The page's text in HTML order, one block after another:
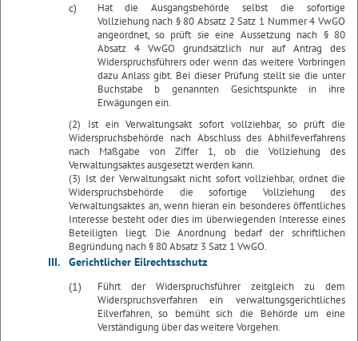
c)
Hat die Ausgangsbehörde selbst die sofortige
Vollziehung nach § 80 Absatz 2 Satz 1 Nummer 4 VwGO
angeordnet, so prüft sie eine Aussetzung nach § 80
Absatz 4 VwGO grundsätzlich nur auf Antrag des
Widerspruchsführers oder wenn das weitere Vorbringen
dazu Anlass gibt. Bei dieser Prüfung stellt sie die unter
Buchstabe b genannten Gesichtspunkte in ihre
Erwägungen ein.
(2) Ist ein Verwaltungsakt sofort vollziehbar, so prüft die
Widerspruchsbehörde nach Abschluss des Abhilfeverfahrens
nach Maßgabe von Ziffer 1, ob die Vollziehung des
Verwaltungsaktes ausgesetzt werden kann.
(3) Ist der Verwaltungsakt nicht sofort vollziehbar, ordnet die
Widerspruchsbehörde die sofortige Vollziehung des
Verwaltungsaktes an, wenn hieran ein besonderes öffentliches
Interesse besteht oder dies im überwiegenden Interesse eines
Beteiligten liegt. Die Anordnung bedarf der schriftlichen
Begründung nach § 80 Absatz 3 Satz 1 VwGO.
III.
Gerichtlicher Eilrechtsschutz
(1)
Führt der Widerspruchsführer zeitgleich zu dem
Widerspruchsverfahren ein verwaltungsgerichtliches
Eilverfahren, so bemüht sich die Behörde um eine
Verständigung über das weitere Vorgehen.